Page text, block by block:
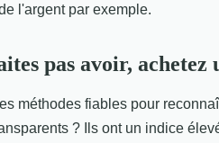
l'argent par exemple.
pas avoir,
méthodes fiables pour
? Ils ont un indice